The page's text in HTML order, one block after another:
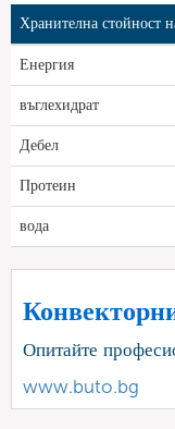
Хранителна стойност
Енергия
въглехидрат
Дебел
Протеин
вода
Опитайте
www.buto.bg